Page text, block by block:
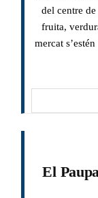
del centre
fruita,
mercat
El